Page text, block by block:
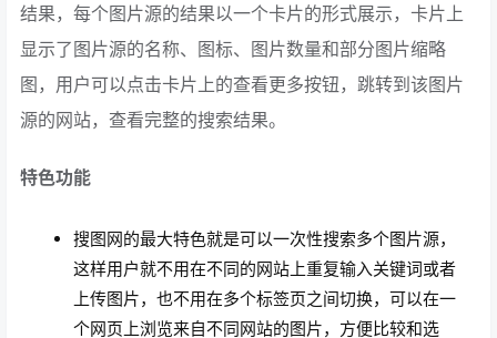
结果，每个图片源的结果以一个卡片的形式展示，卡片上
显示了图片源的名称、图标、图片数量和部分图片缩略
图，用户可以点击卡片上的查看更多按钮，跳转到该图片
源的网站，查看完整的搜索结果。
特色功能
搜图网的最大特色就是可以一次性搜索多个图片源，
这样用户就不用在不同的网站上重复输入关键词或者
上传图片，也不用在多个标签页之间切换，可以在一
个网页上浏览来自不同网站的图片，方便比较和选